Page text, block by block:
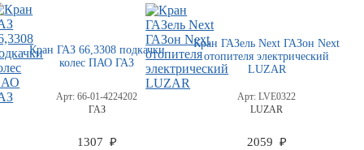
Кран ГАЗ 66,3308 подкачки
колес ПАО ГАЗ
Арт: 66-01-4224202
ГАЗ
1307 ₽
Кран ГАЗель Next ГАЗон Next
отопителя электрический
LUZAR
Арт: LVE0322
LUZAR
2059 ₽